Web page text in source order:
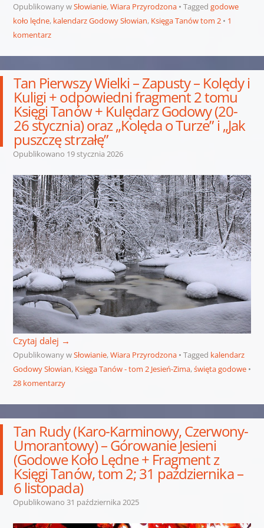
Opublikowany wSłowianie,Wiara Przyrodzona Tagged godowe
koło lędne, kalendarz Godowy Słowian, Księga Tanów tom 2
1
komentarz
Tan Pierwszy Wielki – Zapusty – Kolędy i
Kuligi + odpowiedni fragment 2 tomu
Księgi Tanów + Kulędarz Godowy (20-
26 stycznia) oraz „Kolęda o Turze” i „Jak
puszczę strzałę”
Opublikowano 19 stycznia 2026
Czytaj dalej →
Opublikowany wSłowianie,Wiara Przyrodzona Tagged kalendarz
Godowy Słowian, Księga Tanów - tom 2 Jesień-Zima,święta godowe
28 komentarzy
Tan Rudy (Karo-Karminowy, Czerwony-
Umorantowy) – Górowanie Jesieni
(Godowe Koło Lędne + Fragment z
Księgi Tanów, tom 2; 31 października –
6 listopada)
Opublikowano 31 października 2025